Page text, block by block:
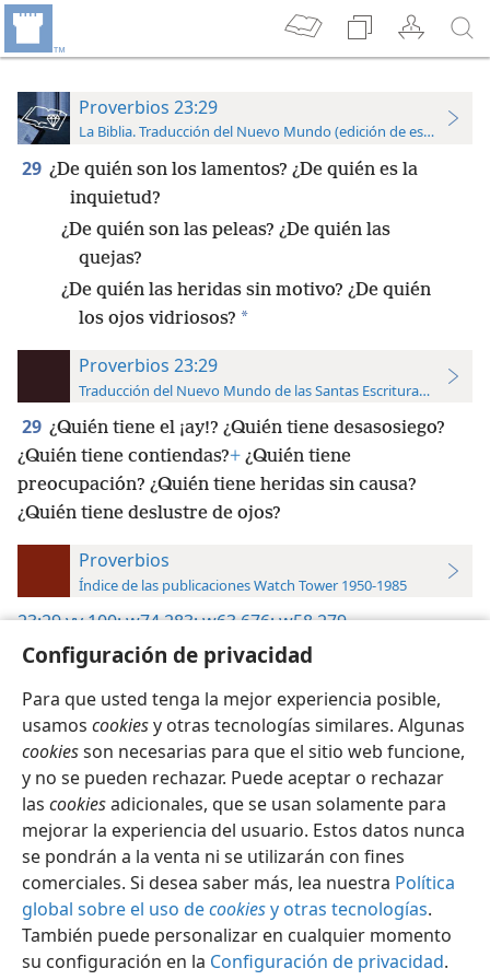
Configuración de privacidad
Para que usted tenga la mejor experiencia posible,
usamos cookiesy otras tecnologías similares. Algunas
cookiesson necesarias para que el sitio web funcione,
y no se pueden rechazar. Puede aceptar o rechazar
las cookiesadicionales, que se usan solamente para
mejorar la experiencia del usuario. Estos datos nunca
se pondrán a la venta ni se utilizarán con fines
comerciales. Si desea saber más, lea nuestra Política
global sobre el uso decookiesy otras tecnologías.
También puede personalizar en cualquier momento
su configuración en la Configuración de privacidad.
Proverbios 23:29
La Biblia. Traducción del Nuevo Mundo (edición de estudio)
29 ¿De quién son los lamentos? ¿De quién es la
inquietud?
¿De quién son las peleas? ¿De quién las
quejas?
¿De quién las heridas sin motivo? ¿De quién
los ojos vidriosos? *
Proverbios 23:29
Traducción del Nuevo Mundo de las Santas Escrituras (con
29 ¿Quién tiene el ¡ay!? ¿Quién tiene desasosiego?
¿Quién tiene contiendas?+ ¿Quién tiene
preocupación? ¿Quién tiene heridas sin causa?
¿Quién tiene deslustre de ojos?
Proverbios
Índice de las publicaciones Watch Tower 1950-1985
23:29yy 100;w74 283;w63 676;w58 279
Español Configuración
Copyright© 2026 Watch Tower Bible and Tract Society of Pennsylvania
Condiciones de uso
Política de privacidad
Configuración de privacidad
JW.ORG Iniciar sesión